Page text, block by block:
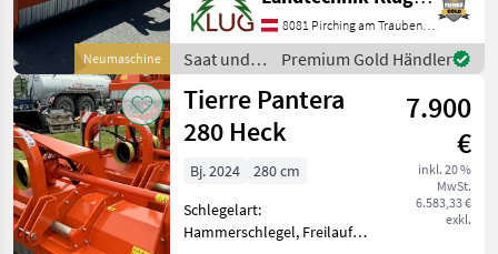
Neumaschine
hydraulisch, rückwärtige
Laufwalze,
Haubenverstellung Neues
PRO Modell des beliebten
Pantera
8081 Pirching am Traubenberg
Saat und
Pflege /
Tierre
Premium Gold Händler
Tierre Pantera
280 Heck
7.900
€
inkl. 20 %
MwSt.
6.583,33 €
exkl.
Bj. 2024
280 cm
Schlegelart:
Hammerschlegel, Freilauf: